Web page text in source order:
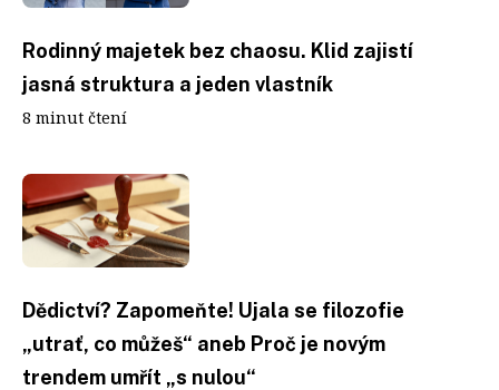
Rodinný majetek bez chaosu. Klid zajistí
jasná struktura a jeden vlastník
8 minut čtení
Dědictví? Zapomeňte! Ujala se filozofie
„utrať, co můžeš“ aneb Proč je novým
trendem umřít „s nulou“